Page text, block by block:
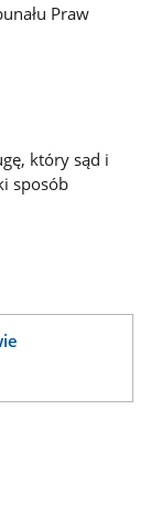
Praw
który sąd i
sposób